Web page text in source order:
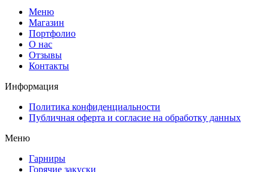
Меню
Магазин
Портфолио
О нас
Отзывы
Контакты
Информация
Политика конфиденциальности
Публичная оферта и согласие на обработку данных
Меню
Гарниры
Горячие закуски